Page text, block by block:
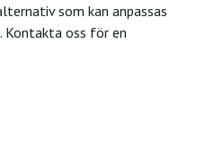
som kan anpassas
Kontakta oss för en